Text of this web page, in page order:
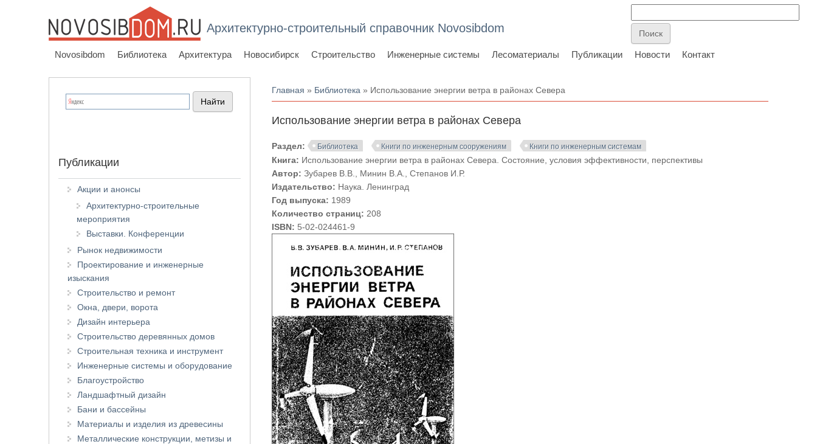
Архитектурно-строительный справочник Novosibdom
Novosibdom Библиотека Архитектура Новосибирск Строительство Инженерные системы Лесоматериалы Публикации Новости Контакт
Вы здесь
Главная » Библиотека » Использование энергии ветра в районах Севера
Использование энергии ветра в районах Севера
Раздел: Библиотека Книги по инженерным сооружениям Книги по инженерным системам
Книга: Использование энергии ветра в районах Севера. Состояние, условия эффективности, перспективы
Автор:Зубарев В.В., Минин В.А., Степанов И.Р.
Издательство: Наука. Ленинград
Год выпуска: 1989
Количество страниц: 208
ISBN: 5-02-024461-9
Публикации
Акции и анонсы
Архитектурно-строительные
мероприятия
Выставки. Конференции
Рынок недвижимости
Проектирование и инженерные
изыскания
Строительство и ремонт
Окна, двери, ворота
Дизайн интерьера
Строительство деревянных домов
Строительная техника и инструмент
Инженерные системы и оборудование
Благоустройство
Ландшафтный дизайн
Бани и бассейны
Материалы и изделия из древесины
Металлические конструкции, метизы и